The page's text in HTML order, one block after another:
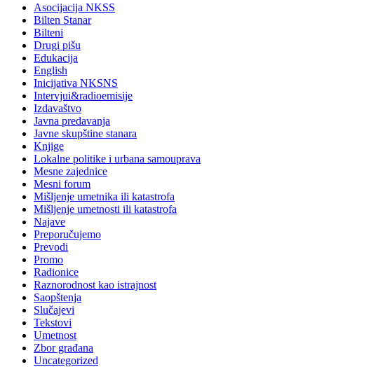
Asocijacija NKSS
Bilten Stanar
Bilteni
Drugi pišu
Edukacija
English
Inicijativa NKSNS
Intervjui&radioemisije
Izdavaštvo
Javna predavanja
Javne skupštine stanara
Knjige
Lokalne politike i urbana samouprava
Mesne zajednice
Mesni forum
Mišljenje umetnika ili katastrofa
Mišljenje umetnosti ili katastrofa
Najave
Preporučujemo
Prevodi
Promo
Radionice
Raznorodnost kao istrajnost
Saopštenja
Slučajevi
Tekstovi
Umetnost
Zbor građana
Uncategorized